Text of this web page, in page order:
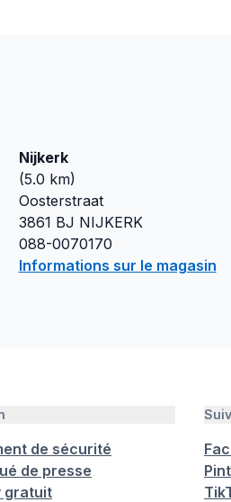
Nijkerk
(5.0 km)
Oosterstraat
3861 BJ NIJKERK
088-0070170
Informations sur le magasin
de sécurité
de presse
gratuit